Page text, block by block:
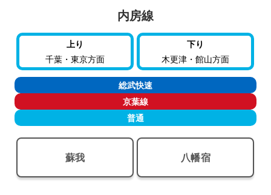
内房線
上り
千葉・東京方面
下り
木更津・館山方面
総武快速
京葉線
普通
蘇我 八幡宿